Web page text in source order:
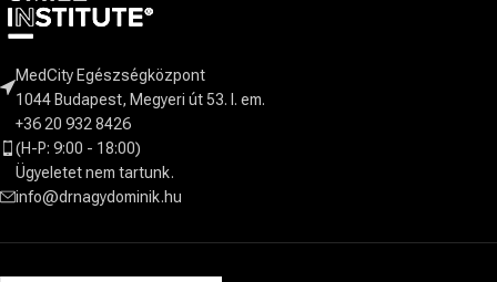
MedCity Egészségközpont
1044 Budapest, Megyeri út 53. I. em.
+36 20 932 8426
(H-P: 9:00 - 18:00)
Ügyeletet nem tartunk.
info@drnagydominik.hu